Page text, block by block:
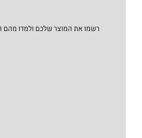
רשמו את המוצר שלכם ולמדו מהם